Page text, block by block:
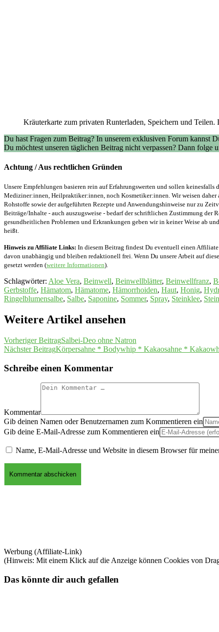
Kräuterkarte zum privaten Runterladen, Speichern und
Du hast Fragen zum Beitrag? In unserem exklusiven Forum kannst
Du möchtest unseren täglichen Beitrag nicht verpassen? Dann folge
Achtung / Aus rechtlichen Gründen
Unsere Empfehlungen basieren rein auf Erfahrungswerten und sollen
Mediziner:innen, Heilpraktiker:innen, noch Kosmetiker:innen. Wir weisen daher
Rohstoffe sowie der aufgeführten Rezepte und Anwendungshinweise nur zu
Beiträge/Inhalte - auch auszugsweise - bedarf der schriftlichen Zustimmung
gesundheitlichen Problemen und Erkrankungen geben wir in keiner Weise ab
heißt.
Hinweis zu Affiliate Links: In diesem Beitrag findest Du eventuell einen
davon unabhängig und bleiben redaktionell frei. Wenn Du unsere Arbeit auf
gesetzt werden (weitere Informationen).
Schlagwörter: Aloe Vera, Beinwell, Beinwellblätter, Beinwellfranz,
Gerbstoffe, Hämatom, Hämatome, Hämorrhoiden, Haut, Honig,
Ringelblumensalbe, Salbe, Saponine, Sommer, Spray, Steinklee,
Weitere Artikel ansehen
Vorheriger BeitragSalbei-Deo ohne Natron
Nächster BeitragKörpersahne * Bodywhip * Kakaosahne *
Schreibe einen Kommentar
Kommentar
Gib deinen Namen oder Benutzernamen zum Kommentieren ein
Gib deine E-Mail-Adresse zum Kommentieren ein
Name, E-Mail-Adresse und Website in diesem Browser für
Werbung (Affiliate-Link)
(Hinweis: Mit einem Klick auf die Anzeige können Cookies von
Das könnte dir auch gefallen